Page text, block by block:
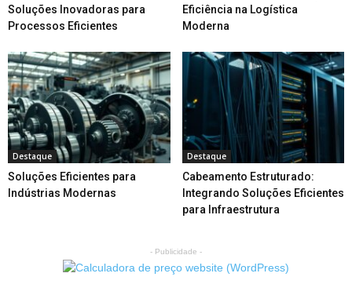
Soluções Inovadoras para
Processos Eficientes
Eficiência na Logística
Moderna
Destaque
Soluções Eficientes para
Indústrias Modernas
Destaque
Cabeamento Estruturado:
Integrando Soluções Eficientes
para Infraestrutura
- Publicidade -